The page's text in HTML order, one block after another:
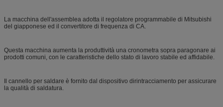
La macchina dell'assemblea adotta il regolatore programmabile di Mitsubishi
del giapponese ed il convertitore di frequenza di CA.
Questa macchina aumenta la produttività una cronometra sopra paragonare ai
prodotti comuni, con le caratteristiche dello stato di lavoro stabile ed affidabile.
Il cannello per saldare è fornito dal dispositivo dirintracciamento per assicurare
la qualità di saldatura.